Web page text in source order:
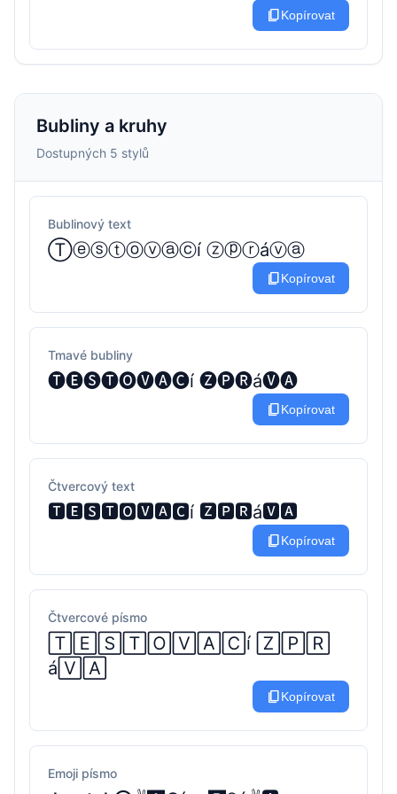
content_copyKopírovat
Bubliny a kruhy
Dostupných 5 stylů
Bublinový text
Ⓣⓔⓢⓣⓞⓥⓐⓒí ⓩⓟⓡáⓥⓐ
content_copyKopírovat
Tmavé bubliny
🅣🅔🅢🅣🅞🅥🅐🅒í 🅩🅟🅡á🅥🅐
content_copyKopírovat
Čtvercový text
🆃🅴🆂🆃🅾🆅🅰🅲í 🆉🅿🆁á🆅🅰
content_copyKopírovat
Čtvercové písmo
🅃🄴🅂🅃🄾🅅🄰🄲í 🅉🄿🅁
á🅅🄰
content_copyKopírovat
Emoji písmo